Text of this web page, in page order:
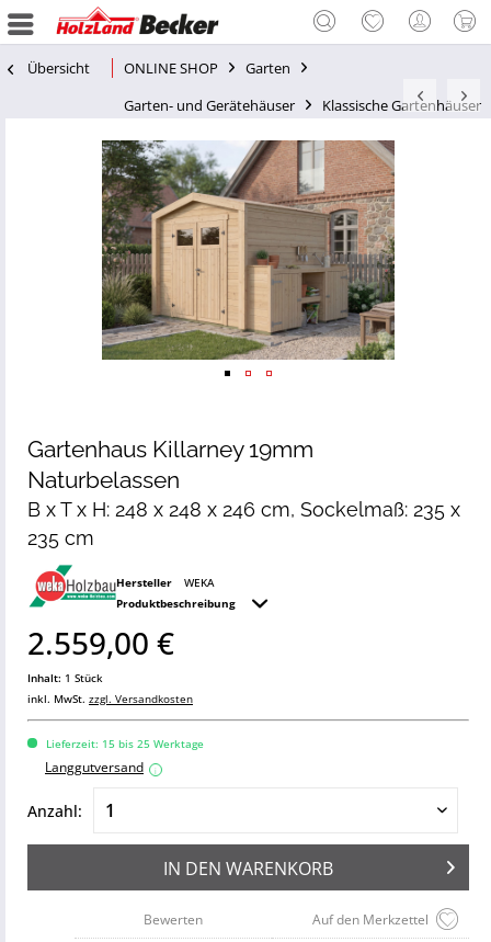
Übersicht ONLINE SHOP
Garten
Garten- und Gerätehäuser
Klassische Gartenhäuser
Gartenhaus Killarney 19mm
Naturbelassen
B x T x H: 248 x 248 x 246 cm, Sockelmaß: 235 x
235 cm
Hersteller
WEKA
Produktbeschreibung
2.559,00 €
Inhalt: 1 Stück
inkl. MwSt. zzgl. Versandkosten
Lieferzeit: 15 bis 25 Werktage
Langgutversand i
Anzahl:
IN DEN WARENKORB
Auf den Merkzettel
Bewerten